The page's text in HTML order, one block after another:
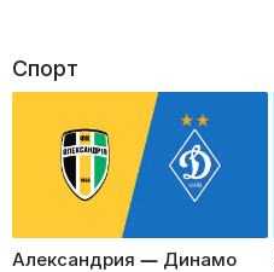
Спорт
Александрия — Динамо